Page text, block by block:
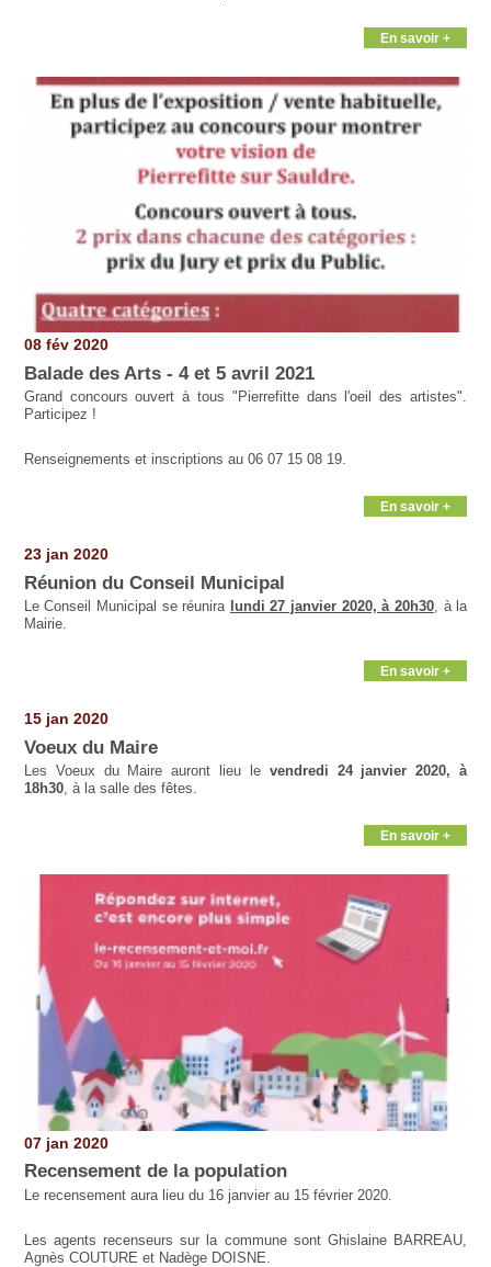
En savoir +
08 fév 2020
Balade des Arts - 4 et 5 avril 2021
Grand concours ouvert à tous "Pierrefitte dans l'oeil des artistes".
Participez !
Renseignements et inscriptions au 06 07 15 08 19.
En savoir +
23 jan 2020
Réunion du Conseil Municipal
Le Conseil Municipal se réunira lundi 27 janvier 2020, à 20h30, à la
Mairie.
En savoir +
15 jan 2020
Voeux du Maire
Les Voeux du Maire auront lieu le vendredi 24 janvier 2020, à
18h30, à la salle des fêtes.
En savoir +
07 jan 2020
Recensement de la population
Le recensement aura lieu du 16 janvier au 15 février 2020.
Les agents recenseurs sur la commune sont Ghislaine BARREAU,
Agnès COUTURE et Nadège DOISNE.